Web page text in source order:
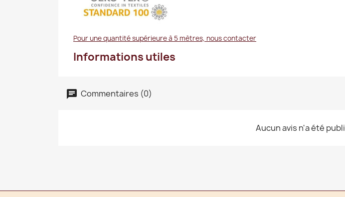
Pour une quantité supérieure à 5 mètres, nous contacter
Informations utiles
Commentaires (0)
Aucun avis n'a été